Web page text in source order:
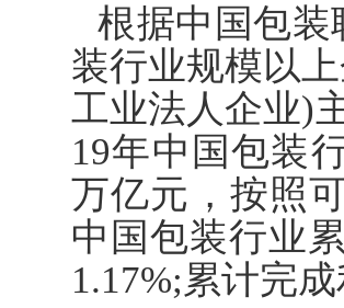
根据中国包装
装行业规模以
工业法人企业)
19年中国包装
万亿元，按照
中国包装行业
1.17%;累计完